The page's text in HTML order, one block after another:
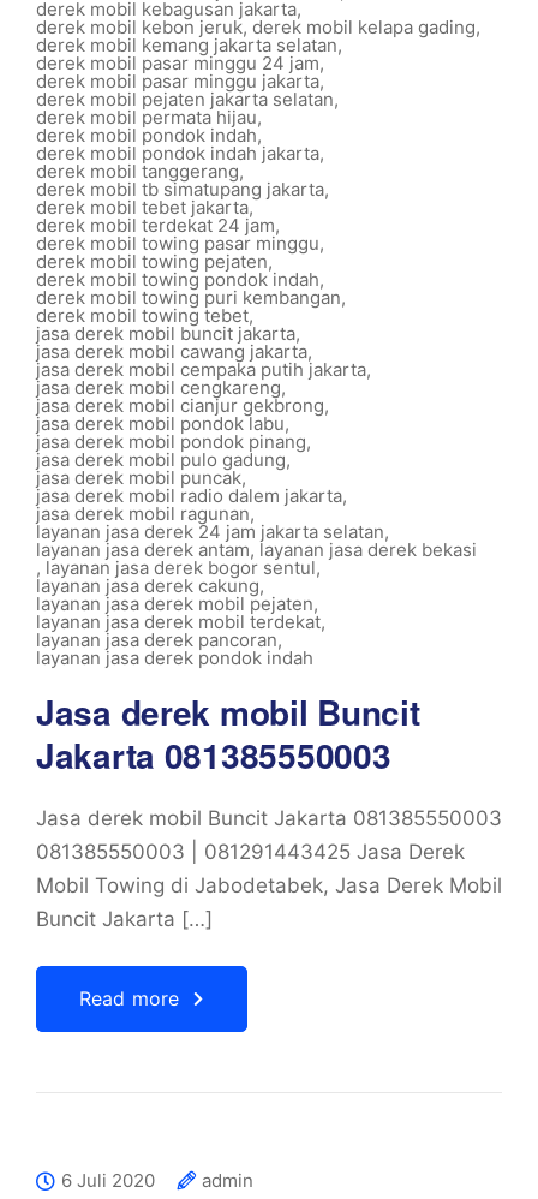
derek mobil kebagusan jakarta,
derek mobil kebon jeruk, derek mobil kelapa gading,
derek mobil kemang jakarta selatan,
derek mobil pasar minggu 24 jam,
derek mobil pasar minggu jakarta,
derek mobil pejaten jakarta selatan,
derek mobil permata hijau,
derek mobil pondok indah,
derek mobil pondok indah jakarta,
derek mobil tanggerang,
derek mobil tb simatupang jakarta,
derek mobil tebet jakarta,
derek mobil terdekat 24 jam,
derek mobil towing pasar minggu,
derek mobil towing pejaten,
derek mobil towing pondok indah,
derek mobil towing puri kembangan,
derek mobil towing tebet,
jasa derek mobil buncit jakarta,
jasa derek mobil cawang jakarta,
jasa derek mobil cempaka putih jakarta,
jasa derek mobil cengkareng,
jasa derek mobil cianjur gekbrong,
jasa derek mobil pondok labu,
jasa derek mobil pondok pinang,
jasa derek mobil pulo gadung,
jasa derek mobil puncak,
jasa derek mobil radio dalem jakarta,
jasa derek mobil ragunan,
layanan jasa derek 24 jam jakarta selatan,
layanan jasa derek antam, layanan jasa derek bekasi
, layanan jasa derek bogor sentul,
layanan jasa derek cakung,
layanan jasa derek mobil pejaten,
layanan jasa derek mobil terdekat,
layanan jasa derek pancoran,
layanan jasa derek pondok indah
Jasa derek mobil Buncit
Jakarta 081385550003
Jasa derek mobil Buncit Jakarta 081385550003
081385550003 | 081291443425 Jasa Derek
Mobil Towing di Jabodetabek, Jasa Derek Mobil
Buncit Jakarta […]
Read more
6 Juli 2020
admin